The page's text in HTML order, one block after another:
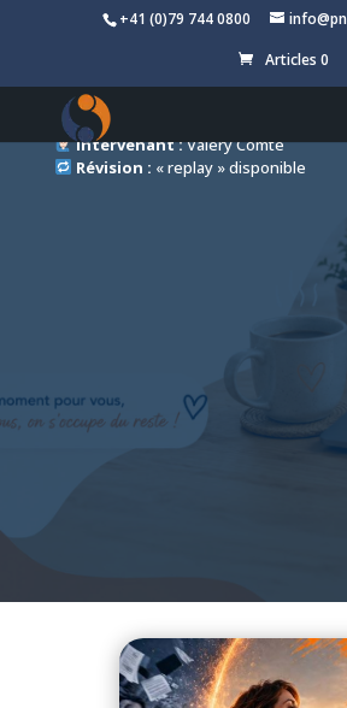
+41 (0)79 744 0800
Articles 0
Nos webinaires
Format :
Durée :
Intervenant :Valéry Comte
Révision : « replay » disponible